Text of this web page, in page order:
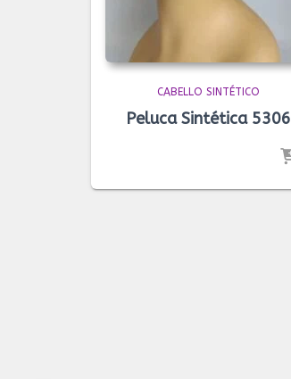
CABELLO SINTÉTICO
Peluca Sintética 5306